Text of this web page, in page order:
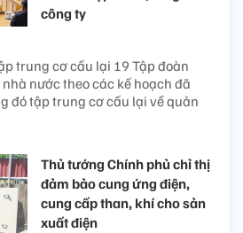
công ty
trung cơ cấu lại 19 Tập đoàn
nước theo các kế hoạch đã
đó tập trung cơ cấu lại về quản
Thủ tướng Chính phủ chỉ thị
đảm bảo cung ứng điện,
cung cấp than, khí cho sản
xuất điện